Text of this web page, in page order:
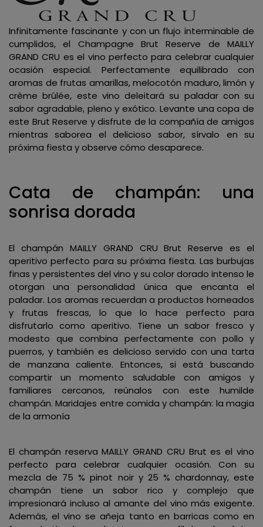
Infinitamente fascinante y con un flujo interminable de
cumplidos, el Champagne Brut Reserve de MAILLY
GRAND CRU es el vino perfecto para celebrar cualquier
ocasión especial. Perfectamente equilibrado con
aromas de frutas amarillas, melocotón maduro, limón y
crème brûlée, este vino deleitará su paladar con su
sabor agradable, pleno y exótico. Levante una copa de
este Brut Reserve y disfrute de la compañía de amigos
mientras saborea el delicioso sabor, sírvalo en su
próxima fiesta y observe cómo desaparece.
Cata de champán: una
sonrisa dorada
El champán MAILLY GRAND CRU Brut Reserve es el
aperitivo perfecto para su próxima fiesta. Las burbujas
finas y persistentes del vino y su color dorado intenso le
otorgan una personalidad única que encanta el
paladar. Los aromas recuerdan a productos horneados
y frutas frescas, lo que lo hace perfecto para
disfrutarlo como aperitivo. Tiene un sabor fresco y
modesto que combina perfectamente con pollo y
puerros, y también es delicioso servido con una tarta
de manzana caliente. Entonces, si está buscando
compartir un momento saludable con amigos y
familiares cercanos, reúnalos con este humilde
champán. Maridajes entre comida y champán: la magia
de la armonía
El champán reserva MAILLY GRAND CRU Brut es el vino
perfecto para celebrar cualquier ocasión. Con su
mezcla de 75 % pinot noir y 25 % chardonnay, este
champán tiene un sabor rico y complejo que
impresionará incluso al amante del vino más exigente.
Además, el vino se añeja tanto en barricas como en